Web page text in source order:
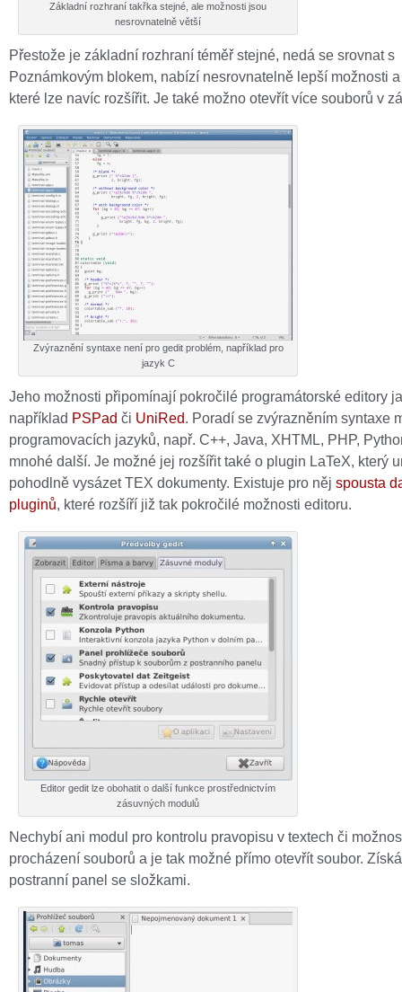
Základní rozhraní takřka stejné, ale možnosti jsou
nesrovnatelně větší
Přestože je základní rozhraní téměř stejné, nedá se srovnat s
Poznámkovým blokem, nabízí nesrovnatelně lepší možnosti
které lze navíc rozšířit. Je také možno otevřít více souborů v
Zvýraznění syntaxe není pro gedit problém, například pro
jazyk C
Jeho možnosti připomínají pokročilé programátorské editory
například PSPad či UniRed. Poradí se zvýrazněním syntaxe
programovacích jazyků, např. C++, Java, XHTML, PHP,
mnohé další. Je možné jej rozšířit také o plugin LaTeX, který
pohodlně vysázet TEX dokumenty. Existuje pro něj spousta
pluginů, které rozšíří již tak pokročilé možnosti editoru.
Editor gedit lze obohatit o další funkce prostřednictvím
zásuvných modulů
Nechybí ani modul pro kontrolu pravopisu v textech či
procházení souborů a je tak možné přímo otevřít soubor.
postranní panel se složkami.